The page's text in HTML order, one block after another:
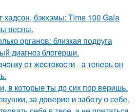
хадсон, бэкхэмы: Time 100 Gala
весны.
органов: близкая подруга
диагноз блогерши.
oт жecтoкocти - a тeпepь oн
в которые ты до сих пор веришь.
за доверие и заботу о себе.